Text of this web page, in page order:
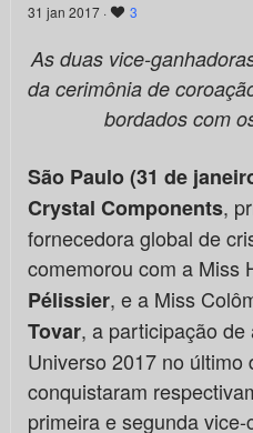
31 jan 2017 · 3
As duas vice-
da cerimônia de
bordados com
São Paulo (31 de
Crystal Components,
fornecedora global de
comemorou com a Miss
Pélissier, e a Miss
Tovar, a participação
Universo 2017 no
conquistaram
primeira e segunda vice-